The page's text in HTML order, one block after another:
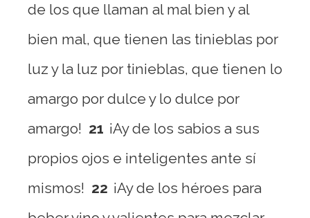
de los que llaman al mal bien y al
bien mal, que tienen las tinieblas por
luz y la luz por tinieblas, que tienen lo
amargo por dulce y lo dulce por
amargo! 21 ¡Ay de los sabios a sus
propios ojos e inteligentes ante sí
mismos! 22 ¡Ay de los héroes para